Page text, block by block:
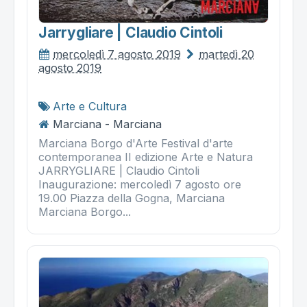
Jarrygliare | Claudio Cintoli
mercoledì 7 agosto 2019
martedì 20
agosto 2019
Arte e Cultura
Marciana - Marciana
Marciana Borgo d'Arte Festival d'arte
contemporanea II edizione Arte e Natura
JARRYGLIARE | Claudio Cintoli
Inaugurazione: mercoledì 7 agosto ore
19.00 Piazza della Gogna, Marciana
Marciana Borgo...